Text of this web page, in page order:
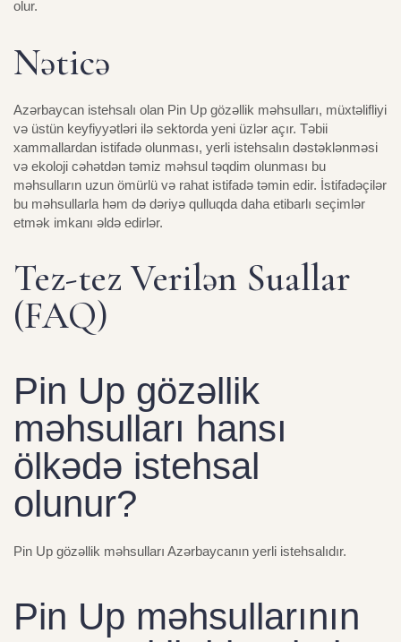
olur.
Nəticə
Azərbaycan istehsalı olan Pin Up gözəllik məhsulları, müxtəlifliyi
və üstün keyfiyyətləri ilə sektorda yeni üzlər açır. Təbii
xammallardan istifadə olunması, yerli istehsalın dəstəklənməsi
və ekoloji cəhətdən təmiz məhsul təqdim olunması bu
məhsulların uzun ömürlü və rahat istifadə təmin edir. İstifadəçilər
bu məhsullarla həm də dəriyə qulluqda daha etibarlı seçimlər
etmək imkanı əldə edirlər.
Tez-tez Verilən Suallar
(FAQ)
Pin Up gözəllik
məhsulları hansı
ölkədə istehsal
olunur?
Pin Up gözəllik məhsulları Azərbaycanın yerli istehsalıdır.
Pin Up məhsullarının